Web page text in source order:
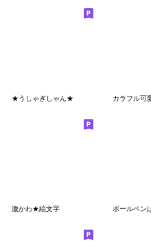
★うしゃぎしゃん★
激かわ★絵文字